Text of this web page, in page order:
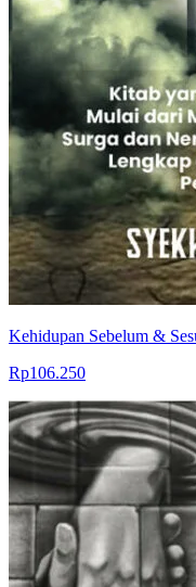
Kehidupan Sebelum &
Rp106.250